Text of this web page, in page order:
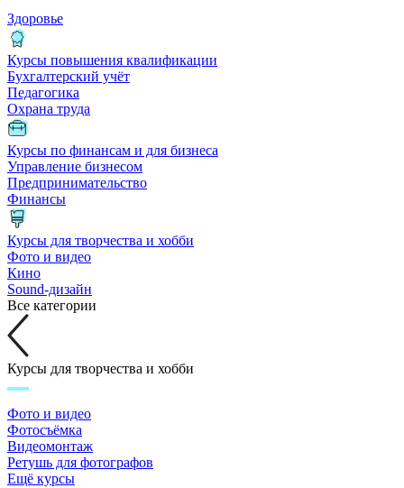
Здоровье
Курсы повышения квалификации
Бухгалтерский учёт
Педагогика
Охрана труда
Курсы по финансам и для бизнеса
Управление бизнесом
Предпринимательство
Финансы
Курсы для творчества и хобби
Фото и видео
Кино
Sound-дизайн
Все категории
Курсы для творчества и хобби
Фото и видео
Фотосъёмка
Видеомонтаж
Ретушь для фотографов
Ещё курсы